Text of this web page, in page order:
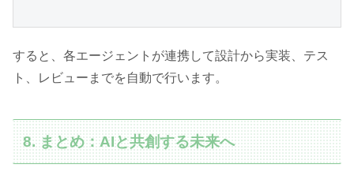
すると、各エージェントが連携して設計から実装、テス
ト、レビューまでを自動で行います。
8. まとめ：AIと共創する未来へ